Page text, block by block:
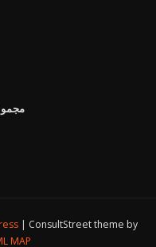
ConsultStreet theme by
MAP